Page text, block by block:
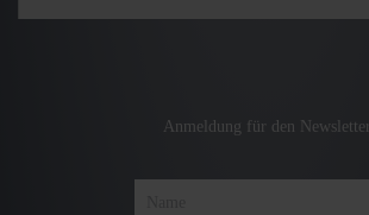
Anmeldung für den Newsletter